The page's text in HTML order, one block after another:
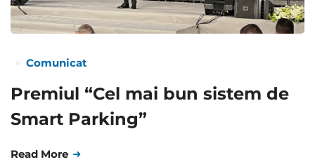
Comunicat
Premiul “Cel mai bun sistem de
Smart Parking”
Read More